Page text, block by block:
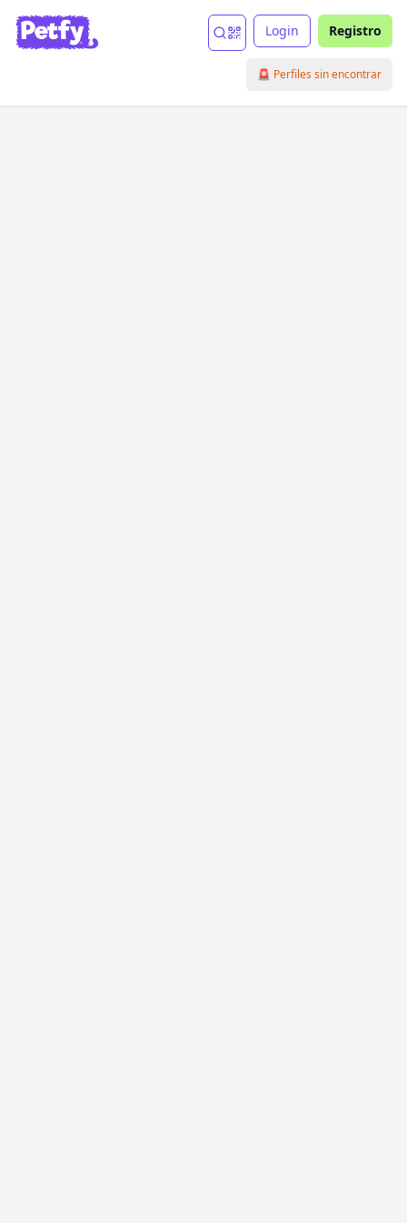
Login Registro
🚨 Perfiles sin encontrar